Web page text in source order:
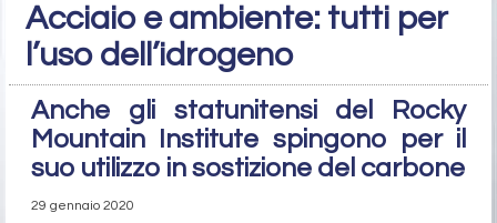
Acciaio e ambiente: tutti per
l’uso dell’idrogeno
Anche gli statunitensi del Rocky
Mountain Institute spingono per il
suo utilizzo in sostizione del carbone
29 gennaio 2020